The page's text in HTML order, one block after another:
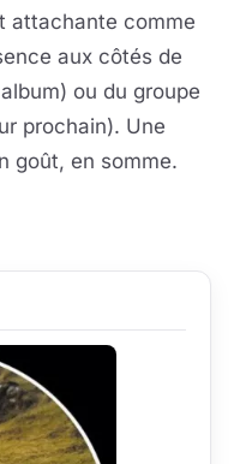
attachante comme
aux côtés de
ou du groupe
prochain). Une
goût, en somme.